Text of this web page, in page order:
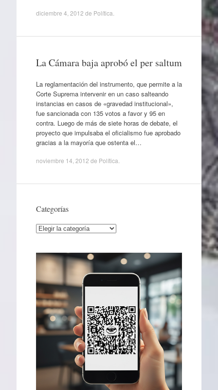
diciembre 4, 2012 de Política
La Cámara baja aprobó el per saltum
La reglamentación del instrumento, que permite a la
Corte Suprema intervenir en un caso salteando
instancias en casos de «gravedad institucional»,
fue sancionada con 135 votos a favor y 95 en
contra. Luego de más de siete horas de debate, el
proyecto que impulsaba el oficialismo fue aprobado
gracias a la mayoría que ostenta el…
noviembre 14, 2012 de Política
Categorías
Categorías